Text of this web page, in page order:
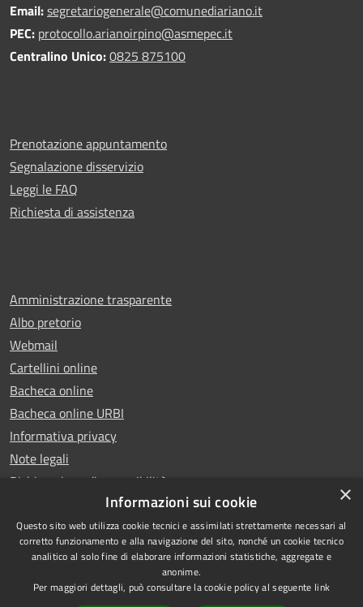
Email:segretariogenerale@comunediariano.it
PEC: protocollo.arianoirpino@asmepec.it
Centralino Unico:0825 875100
Prenotazione appuntamento
Segnalazione disservizio
Leggi le FAQ
Richiesta di assistenza
Amministrazione trasparente
Albo pretorio
Webmail
Cartellini online
Bacheca online
Bacheca online URBI
Informativa privacy
Note legali
Dichiarazione di accessibilità
RSS
Accessibilità
Copyright © 2025 Comune di
Ariano Irpino
×
Informazioni sui cookie
Questo sito web utilizza cookie tecnici e assimilati strettamente necessari al
corretto funzionamento e alla navigazione del sito, nonché un cookie tecnico
analitico al solo fine di elaborare informazioni statistiche, aggregate e
anonime.
Per maggiori dettagli, può consultare la cookie policy al seguente link